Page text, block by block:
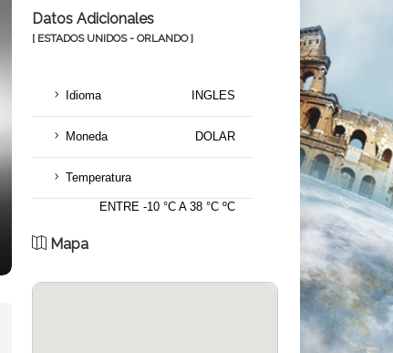
Datos Adicionales
[ ESTADOS UNIDOS - ORLANDO ]
Idioma INGLES
Moneda DOLAR
Temperatura
ENTRE -10 °C A 38 °C ºC
Mapa